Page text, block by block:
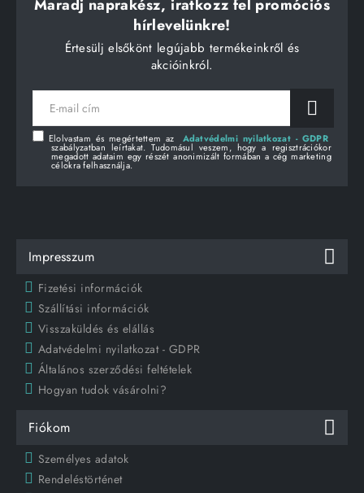
Maradj naprakész, iratkozz fel promóciós
hírlevelünkre!
Értesülj elsőkönt legújabb termékeinkről és
akcióinkról.
E-
mail
Elolvastam és megértettem az Adatvédelmi nyilatkozat - GDPR
szabályzatban leírtakat. Tudomásul veszem, hogy a regisztrációkor
megadott adataim egy részét anonimizált formában a cég marketing
célokra felhasználja.
Impresszum
Fizetési információk
Szállítási információk
Visszaküldés és elállás
Adatvédelmi nyilatkozat - GDPR
Általános szerződési feltételek
Hogyan tudok vásárolni?
Fiókom
Személyes adatok
Rendeléstörténet